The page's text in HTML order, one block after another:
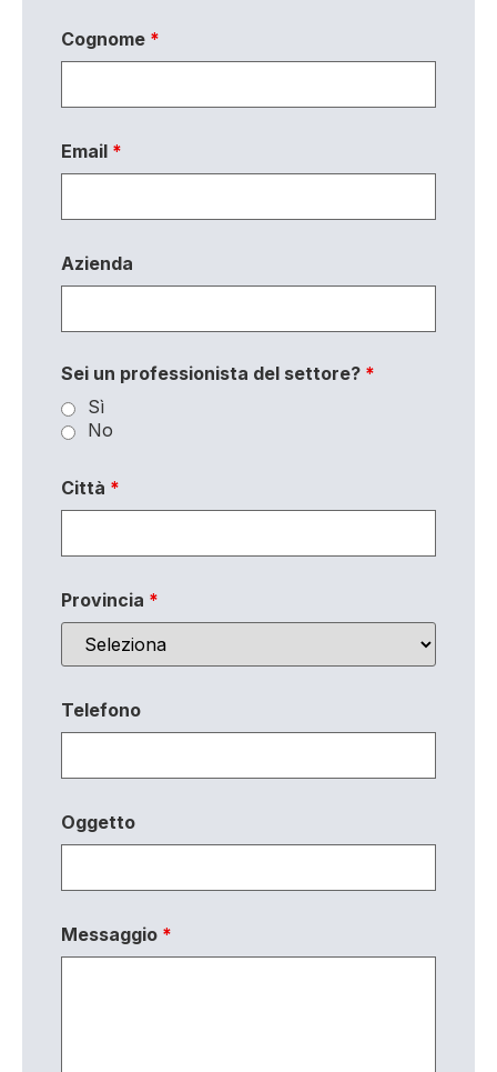
Cognome *
Email *
Azienda
Sei un professionista del settore? *
Sì
No
Città *
Provincia *
Telefono
Oggetto
Messaggio *